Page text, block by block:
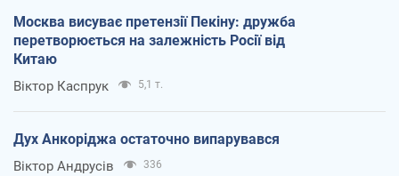
Москва висуває претензії Пекіну: дружба
перетворюється на залежність Росії від
Китаю
Віктор Каспрук 5,1 т.
Дух Анкоріджа остаточно випарувався
Віктор Андрусів 336